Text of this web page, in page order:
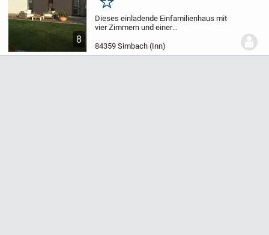
8
Merken
Dieses einladende Einfamilienhaus mit
vier Zimmern und einer
speziell für Sie entworfen und exakt nach
Ihren persönlichen Vorstellungen
84359 Simbach (Inn)